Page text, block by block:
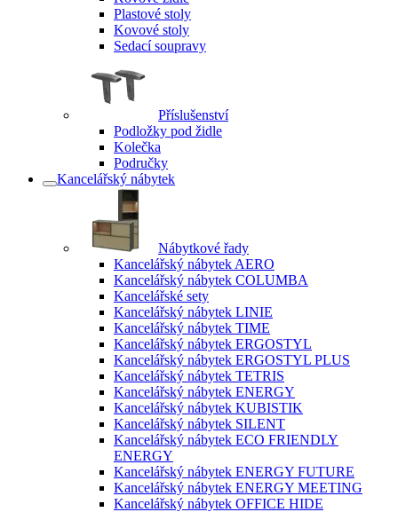
Plastové stoly
Kovové stoly
Sedací soupravy
Příslušenství
Podložky pod židle
Kolečka
Područky
Kancelářský nábytek
Nábytkové řady
Kancelářský nábytek AERO
Kancelářský nábytek COLUMBA
Kancelářské sety
Kancelářský nábytek LINIE
Kancelářský nábytek TIME
Kancelářský nábytek ERGOSTYL
Kancelářský nábytek ERGOSTYL PLUS
Kancelářský nábytek TETRIS
Kancelářský nábytek ENERGY
Kancelářský nábytek KUBISTIK
Kancelářský nábytek SILENT
Kancelářský nábytek ECO FRIENDLY
ENERGY
Kancelářský nábytek ENERGY FUTURE
Kancelářský nábytek ENERGY MEETING
Kancelářský nábytek OFFICE HIDE